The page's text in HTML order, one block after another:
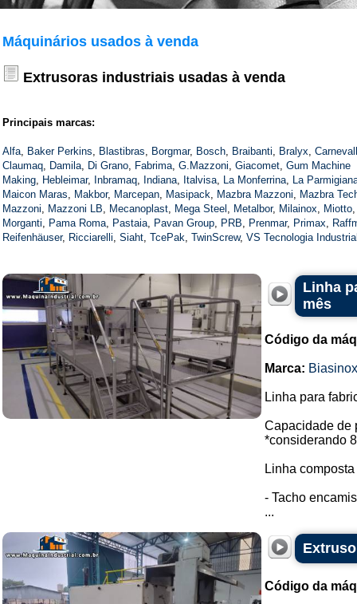
Máquinários usados à venda
Extrusoras industriais usadas à venda
Principais marcas:
Alfa, Baker Perkins, Blastibras, Borgmar, Bosch, Braibanti, Bralyx,
Claumaq, Damila, Di Grano, Fabrima, G.Mazzoni, Giacomet, Gum Machine
Making, Hebleimar, Inbramaq, Indiana, Italvisa, La Monferrina, La
Maicon Maras, Makbor, Marcepan, Masipack, Mazbra Mazzoni, Mazbra
Mazzoni, Mazzoni LB, Mecanoplast, Mega Steel , Metalbor, Milainox, Miotto,
Morganti, Pama Roma, Pastaia, Pavan Group, PRB, Prenmar, Primax,
Reifenhäuser, Ricciarelli, Siaht, TcePak, TwinScrew, VS Tecnologia
Linha
mês
Código da
Marca: Biasinox
Linha para
Capacidade de
*considerando
Linha
- Tacho
...
Código da